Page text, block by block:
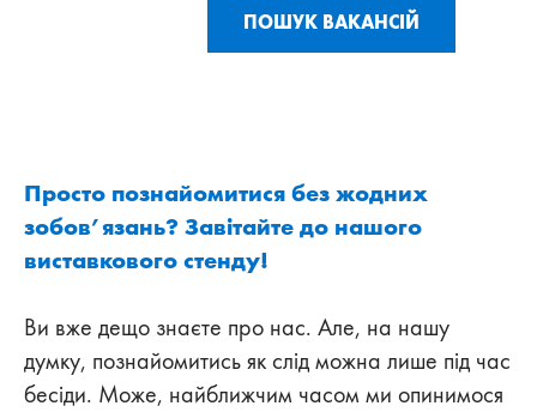
ПОШУК ВАКАНСІЙ
Просто познайомитися без жодних
зобов’язань? Завітайте до нашого
виставкового стенду!
Ви вже дещо знаєте про нас. Але, на нашу
думку, познайомитись як слід можна лише під час
бесіди. Може, найближчим часом ми опинимося